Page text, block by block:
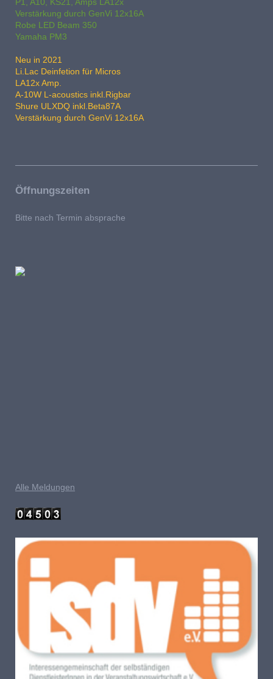
Verstärkung durch GenVi 12x16A
Robe LED Beam 350
Yamaha PM3
Neu in 2021
Li.Lac Deinfetion für Micros
LA12x Amp.
A-10W L-acoustics inkl.Rigbar
Shure ULXDQ inkl.Beta87A
Verstärkung durch GenVi 12x16A
Öffnungszeiten
Bitte nach Termin absprache
Alle Meldungen